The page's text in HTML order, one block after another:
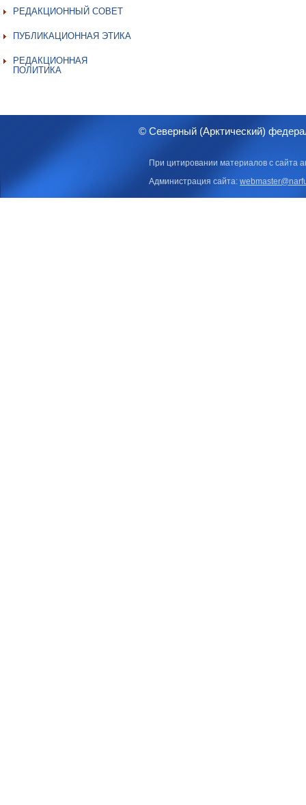
РЕДАКЦИОННЫЙ СОВЕТ
ПУБЛИКАЦИОННАЯ ЭТИКА
РЕДАКЦИОННАЯ
ПОЛИТИКА
© Северный (Арктический)
При цитировании материалов с сайта
Администрация сайта: